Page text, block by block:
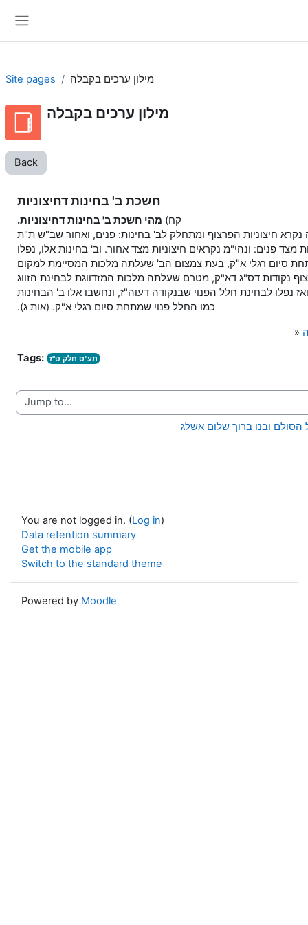
Site pages מילון ערכים בקבלה
מילון ערכים בקבלה
Back
חשכת ב' בחינות דחיצוניות
קח) מהי חשכת ב' בחינות דחיצוניות.
חיצוניות הפרצוף ומתחלק לב' בחינות: פנים, ואחור שב"ש ת"ת
מצד פנים: ונהי"מ נקראים חיצוניות מצד אחור. וב' בחינות אלו, נפלו
סיום רגלי א"ק, בעת צמצום הב' שעלתה מלכות המסיימת למקום
נקודות דס"ג דא"ק, מטרם שעלתה מלכות המזדווגת לבחינת הזווג
נפלו לבחינת חלל הפנוי שבנקודה דעוה"ז, ונחשבו אלו ב' הבחינות
כמו החלל פנוי שמתחת סיום רגלי א"ק. (אות ג).
»
Tags: תע"ס חלק ט"ז
Jump to...
You are not logged in. (Log in)
Data retention summary
Get the mobile app
Switch to the standard theme
Powered by Moodle